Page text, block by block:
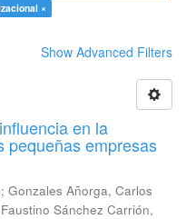
×
Show Advanced Filters
en la
pequeñas empresas
; Gonzales Añorga, Carlos
Sánchez Carrión,